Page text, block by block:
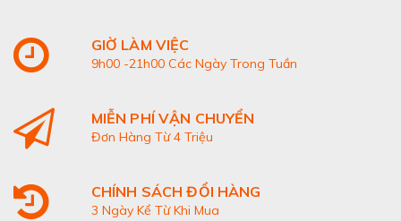
GIỜ LÀM VIỆC
9h00 -21h00 Các Ngày Trong Tuần
MIỄN PHÍ VẬN CHUYỂN
Đơn Hàng Từ 4 Triệu
CHÍNH SÁCH ĐỔI HÀNG
3 Ngày Kể Từ Khi Mua